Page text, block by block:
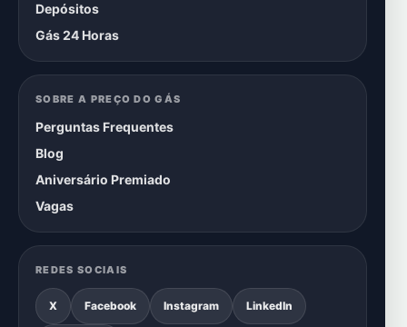
Depósitos
Gás 24 Horas
SOBRE A PREÇO DO GÁS
Perguntas Frequentes
Blog
Aniversário Premiado
Vagas
REDES SOCIAIS
X Facebook Instagram LinkedIn